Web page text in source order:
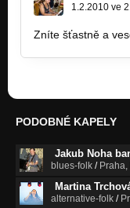
1.2.2010 ve
Zníte šťastně a
PODOBNÉ KAPELY
Jakub Noha
blues-folk /
Martina
alternative-folk /